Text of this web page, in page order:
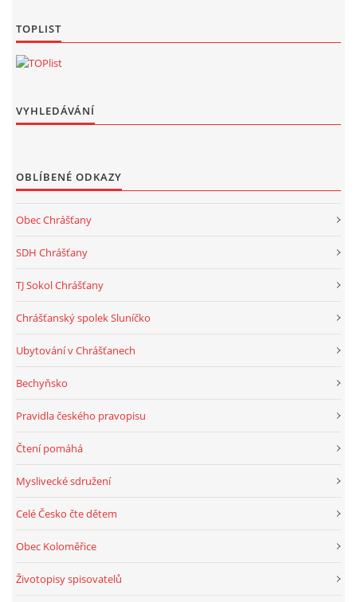
TOPLIST
VYHLEDÁVÁNÍ
OBLÍBENÉ ODKAZY
Obec Chrášťany
SDH Chrášťany
TJ Sokol Chrášťany
Chrášťanský spolek Sluníčko
Ubytování v Chrášťanech
Bechyňsko
Pravidla českého pravopisu
Čtení pomáhá
Myslivecké sdružení
Celé Česko čte dětem
Obec Koloměřice
Životopisy spisovatelů